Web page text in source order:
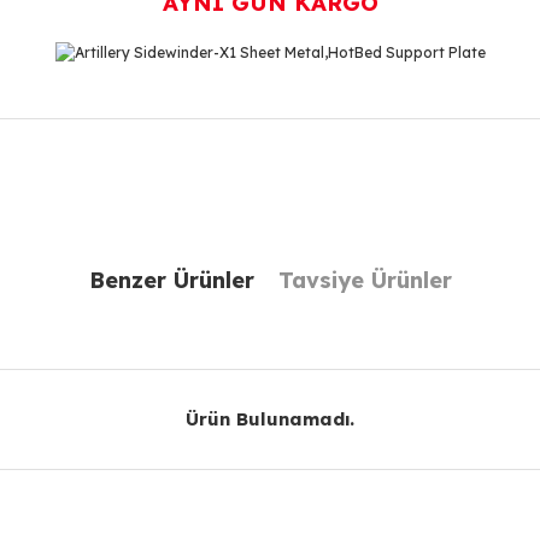
Benzer Ürünler Tavsiye Ürünler
Ürün Bulunamadı.